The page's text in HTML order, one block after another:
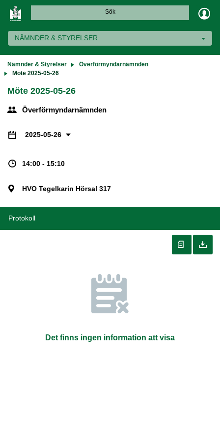
Sök
NÄMNDER & STYRELSER
Nämnder & Styrelser
Överförmyndarnämnden
Möte 2025-05-26
Möte 2025-05-26
Överförmyndarnämnden
2025-05-26
14:00 - 15:10
HVO Tegelkarin Hörsal 317
Protokoll
Det finns ingen information att visa